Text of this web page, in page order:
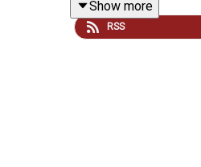
Du kan lyssna på
Show more
RSS